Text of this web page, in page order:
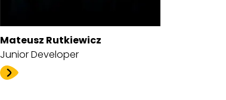
Mateusz Rutkiewicz
Junior Developer